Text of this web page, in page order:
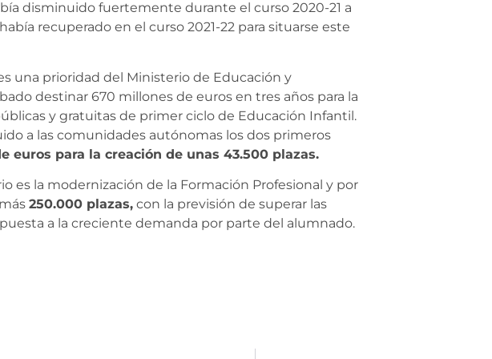
disminuido fuertemente durante el curso 2020-21 a
recuperado en el curso 2021-22 para situarse este
una prioridad del Ministerio de Educación y
destinar 670 millones de euros en tres años para la
y gratuitas de primer ciclo de Educación Infantil.
a las comunidades autónomas los dos primeros
euros para la creación de unas 43.500 plazas.
es la modernización de la Formación Profesional y por
250.000 plazas, con la previsión de superar las
a la creciente demanda por parte del alumnado.